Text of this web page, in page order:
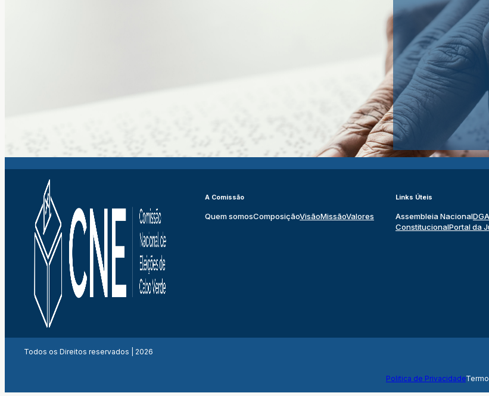
A Comissão
Quem somosComposiçãoVisãoMissãoValores
Links Úteis
Assembleia Nacional
ConstitucionalPortal da
Todos os Direitos reservados | 2026
Politica de Privacidade